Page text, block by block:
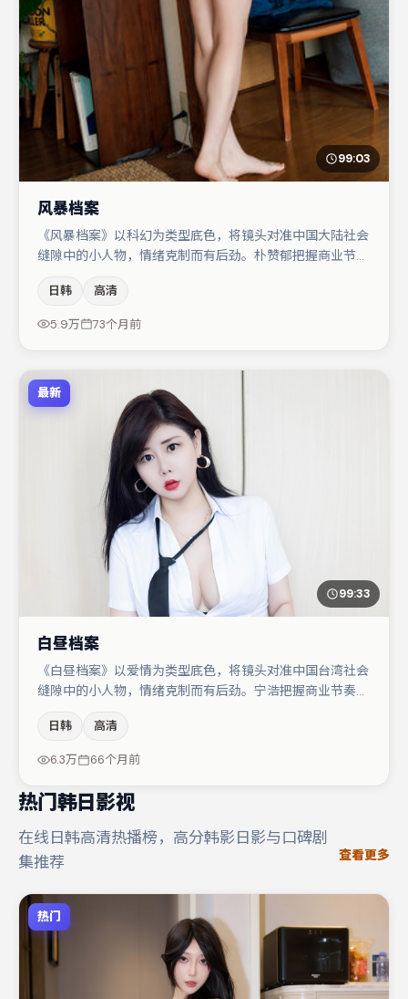
99:03
风暴档案
《风暴档案》以科幻为类型底色，将镜头对准中国大陆社会
缝隙中的小人物，情绪克制而有后劲。朴赞郁把握商业节奏
璐与张颂文的对手戏构成全片情感锚点，刘亦菲则以细节塑
造推动谜题层层揭开。整体完成度较高，适合周末一口气追
日韩 高清
5.9万 73个月前
最新
99:33
白昼档案
《白昼档案》以爱情为类型底色，将镜头对准中国台湾社会
缝隙中的小人物，情绪克制而有后劲。宁浩把握商业节奏的
李光洁的对手戏构成全片情感锚点，周冬雨则以细节塑造推
动谜题层层揭开。节奏紧凑、反转有度，值得列入片单。
日韩 高清
6.3万 66个月前
热门韩日影视
在线日韩高清热播榜，高分韩影日影与口碑剧
集推荐
查看更多
热门